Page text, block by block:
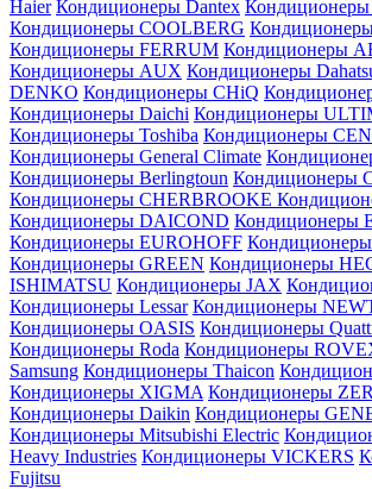
Haier Кондиционеры Dantex
Кондиционеры СOOLBERG
Кондиционеры FERRUM Кондиционеры
Кондиционеры AUX Кондиционеры
DENKO Кондиционеры CHiQ
Кондиционеры Daichi Кондиционеры
Кондиционеры Toshiba Кондиционеры
Кондиционеры General Climate
Кондиционеры Berlingtoun Кондиционеры
Кондиционеры CHERBROOKE
Кондиционеры DAICOND Кондиционеры
Кондиционеры EUROHOFF
Кондиционеры GREEN Кондиционеры
ISHIMATSU Кондиционеры JAX
Кондиционеры Lessar Кондиционеры
Кондиционеры OASIS Кондиционеры
Кондиционеры Roda Кондиционеры
Samsung Кондиционеры Thaicon
Кондиционеры XIGMA Кондиционеры
Кондиционеры Daikin Кондиционеры
Кондиционеры Mitsubishi Electric
Heavy Industries Кондиционеры VICKERS
Fujitsu